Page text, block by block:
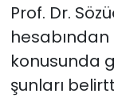
Prof. Dr.
konusunda
şunları